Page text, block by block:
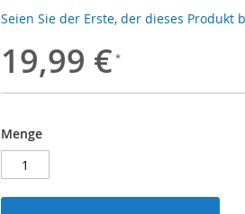
Seien Sie der Erste, der dieses Produkt
19,99 €
Menge